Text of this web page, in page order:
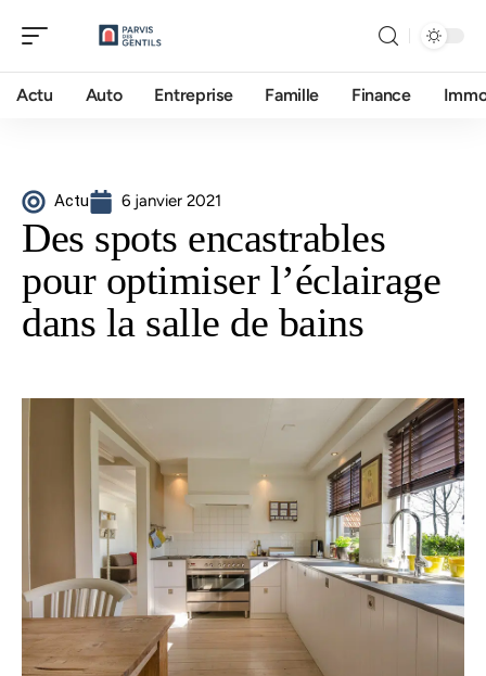
Actu Auto Entreprise Famille Finance
Actu 6 janvier 2021
Des spots encastrables
pour optimiser l’éclairage
dans la salle de bains